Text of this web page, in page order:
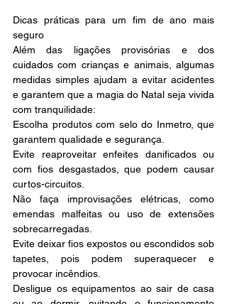
Dicas práticas para um fim de ano mais
seguro
Além das ligações provisórias e dos
cuidados com crianças e animais, algumas
medidas simples ajudam a evitar acidentes
e garantem que a magia do Natal seja vivida
com tranquilidade:
Escolha produtos com selo do Inmetro, que
garantem qualidade e segurança.
Evite reaproveitar enfeites danificados ou
com fios desgastados, que podem causar
curtos-circuitos.
Não faça improvisações elétricas, como
emendas malfeitas ou uso de extensões
sobrecarregadas.
Evite deixar fios expostos ou escondidos sob
tapetes, pois podem superaquecer e
provocar incêndios.
Desligue os equipamentos ao sair de casa